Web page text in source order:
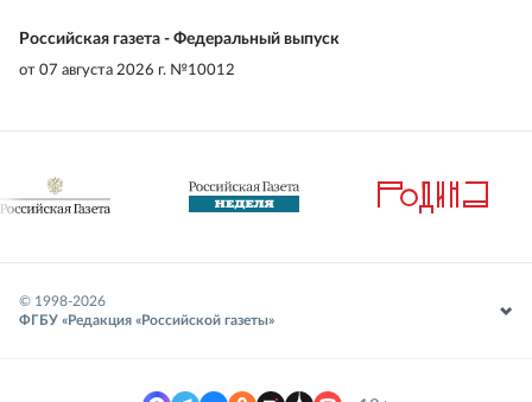
Российская газета - Федеральный выпуск
от 07 августа 2026 г. №10012
© 1998-2026
ФГБУ «Редакция «Российской газеты»